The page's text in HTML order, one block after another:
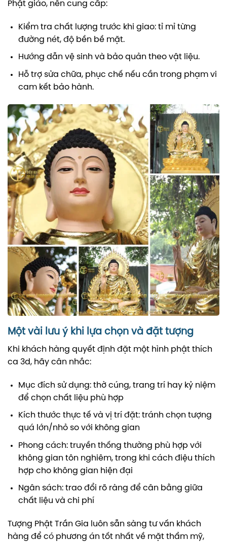
Phật giáo, nên cung cấp:
Kiểm tra chất lượng trước khi giao: tỉ mỉ từng
đường nét, độ bền bề mặt.
Hướng dẫn vệ sinh và bảo quản theo vật liệu.
Hỗ trợ sửa chữa, phục chế nếu cần trong phạm vi
cam kết bảo hành.
Một vài lưu ý khi lựa chọn và đặt tượng
Khi khách hàng quyết định đặt một hình phật thích
ca 3d, hãy cân nhắc:
Mục đích sử dụng: thờ cúng, trang trí hay kỷ niệm
để chọn chất liệu phù hợp
Kích thước thực tế và vị trí đặt: tránh chọn tượng
quá lớn/nhỏ so với không gian
Phong cách: truyền thống thường phù hợp với
không gian tôn nghiêm, trong khi cách điệu thích
hợp cho không gian hiện đại
Ngân sách: trao đổi rõ ràng để cân bằng giữa
chất liệu và chi phí
Tượng Phật Trần Gia luôn sẵn sàng tư vấn khách
hàng để có phương án tốt nhất về mặt thẩm mỹ,